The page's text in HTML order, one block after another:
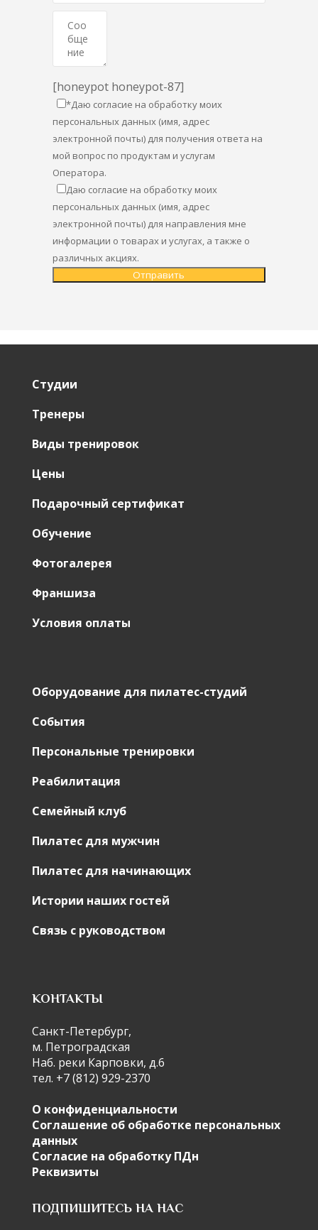
[honeypot honeypot-87]
*Даю согласие на обработку моих
персональных данных (имя, адрес
электронной почты) для получения ответа на
мой вопрос по продуктам и услугам
Оператора.
Даю согласие на обработку моих
персональных данных (имя, адрес
электронной почты) для направления мне
информации о товарах и услугах, а также о
различных акциях.
Студии
Тренеры
Виды тренировок
Цены
Подарочный сертификат
Обучение
Фотогалерея
Франшиза
Условия оплаты
Оборудование для пилатес-студий
События
Персональные тренировки
Реабилитация
Семейный клуб
Пилатес для мужчин
Пилатес для начинающих
Истории наших гостей
Связь с руководством
КОНТАКТЫ
Санкт-Петербург,
м. Петроградская
Наб. реки Карповки, д.6
тел. +7 (812) 929-2370
О конфиденциальности
Соглашение об обработке персональных
данных
Согласие на обработку ПДн
Реквизиты
ПОДПИШИТЕСЬ НА НАС